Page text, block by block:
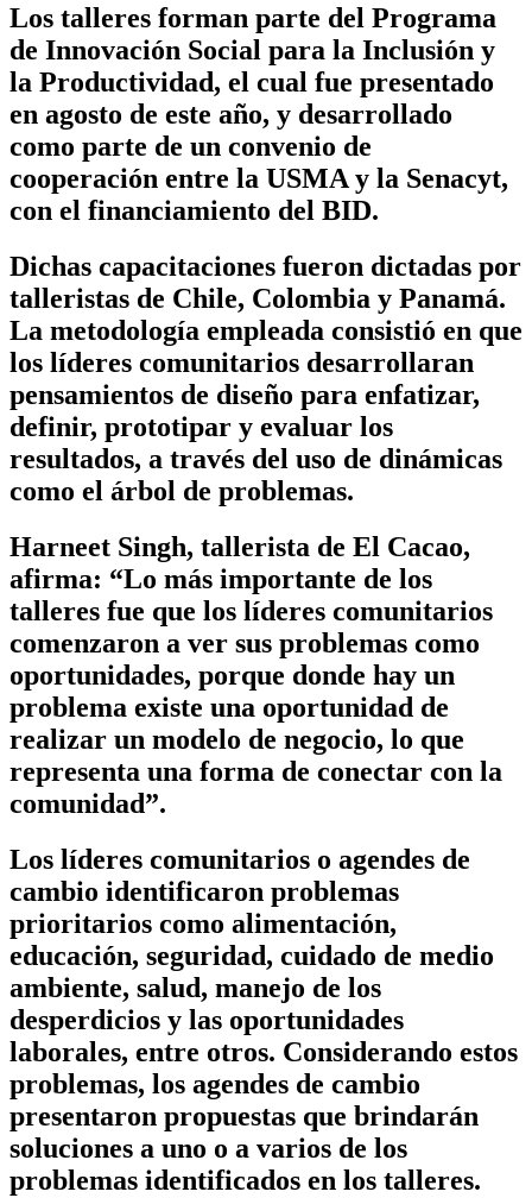
Los talleres forman parte del Programa
de Innovación Social para la Inclusión y
la Productividad, el cual fue presentado
en agosto de este año, y desarrollado
como parte de un convenio de
cooperación entre la USMA y la Senacyt,
con el financiamiento del BID.
Dichas capacitaciones fueron dictadas por
talleristas de Chile, Colombia y Panamá.
La metodología empleada consistió en que
los líderes comunitarios desarrollaran
pensamientos de diseño para enfatizar,
definir, prototipar y evaluar los
resultados, a través del uso de dinámicas
como el árbol de problemas.
Harneet Singh, tallerista de El Cacao,
afirma: “Lo más importante de los
talleres fue que los líderes comunitarios
comenzaron a ver sus problemas como
oportunidades, porque donde hay un
problema existe una oportunidad de
realizar un modelo de negocio, lo que
representa una forma de conectar con la
comunidad”.
Los líderes comunitarios o agendes de
cambio identificaron problemas
prioritarios como alimentación,
educación, seguridad, cuidado de medio
ambiente, salud, manejo de los
desperdicios y las oportunidades
laborales, entre otros. Considerando estos
problemas, los agendes de cambio
presentaron propuestas que brindarán
soluciones a uno o a varios de los
problemas identificados en los talleres.